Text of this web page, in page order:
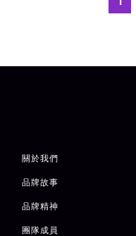
關於我們
品牌故事
品牌精神
團隊成員